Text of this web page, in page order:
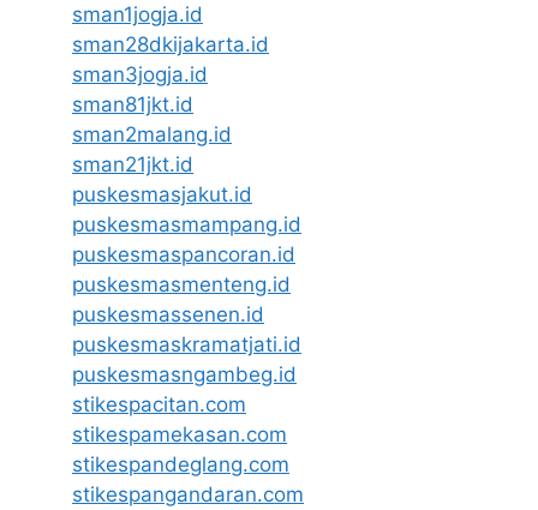
sman1jogja.id
sman28dkijakarta.id
sman3jogja.id
sman81jkt.id
sman2malang.id
sman21jkt.id
puskesmasjakut.id
puskesmasmampang.id
puskesmaspancoran.id
puskesmasmenteng.id
puskesmassenen.id
puskesmaskramatjati.id
puskesmasngambeg.id
stikespacitan.com
stikespamekasan.com
stikespandeglang.com
stikespangandaran.com